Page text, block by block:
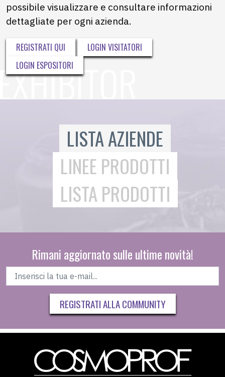
possibile visualizzare e consultare informazioni
dettagliate per ogni azienda.
REGISTRATI QUI
LOGIN VISITATORI
LOGIN ESPOSITORI
LISTA AZIENDE
LINEE PRODOTTI
LISTA PRODOTTI
Rimani aggiornato sulle ultime novità!
REGISTRATI ALLA COMMUNITY